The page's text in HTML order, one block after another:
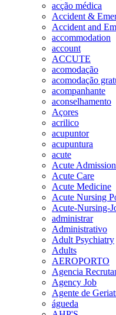
acção médica
Accident &
Accident and
accommodation
account
ACCUTE
acomodação
acomodação
acompanhante
aconselhamento
Açores
acrilico
acupuntor
acupuntura
acute
Acute
Acute Care
Acute Medicine
Acute Nursing
Acute-Nursing-
administrar
Administrativo
Adult Psychiatry
Adults
AEROPORTO
Agencia
Agency Job
Agente de
águeda